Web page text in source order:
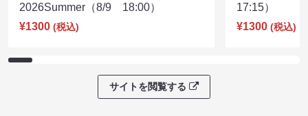
2026Summer（8/9 18:00）
¥1300 (税込)
17:15）
¥1300 (税込)
サイトを閲覧する